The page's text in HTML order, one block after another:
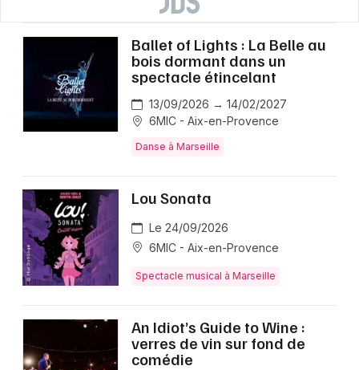
Ballet of Lights : La Belle au
bois dormant dans un
spectacle étincelant
13/09/2026 → 14/02/2027
6MIC - Aix-en-Provence
Danse à Marseille
Lou Sonata
Le 24/09/2026
6MIC - Aix-en-Provence
Spectacle musical à Marseille
An Idiot’s Guide to Wine :
verres de vin sur fond de
comédie